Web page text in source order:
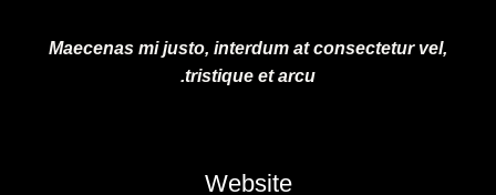
Maecenas mi justo, interdum at consectetur vel,
tristique et arcu.
Website